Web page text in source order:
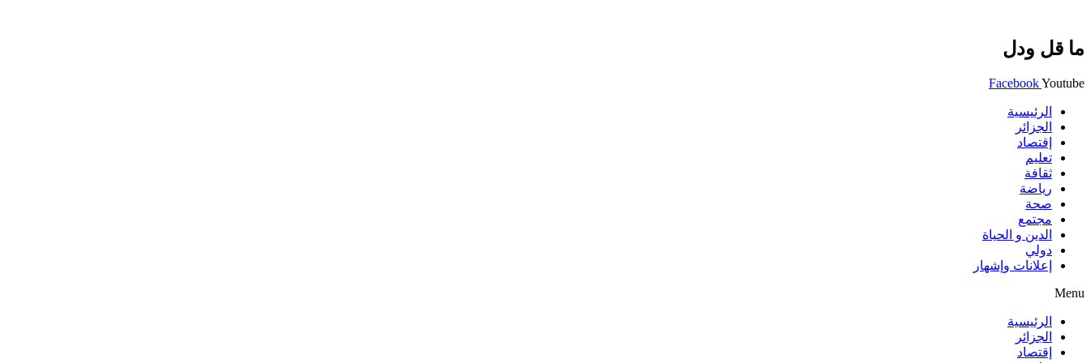
ما قل ودل
FacebookYoutube
الرئيسية
الجزائر
إقتصاد
تعليم
ثقافة
رياضة
صحة
مجتمع
الدين و الحياة
دولي
إعلانات وإشهار
Menu
الرئيسية
الجزائر
إقتصاد